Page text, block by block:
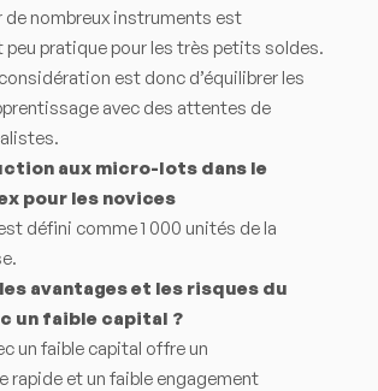
de nombreux instruments est
peu pratique pour les très petits soldes.
est donc d’équilibrer les
avec des attentes de
aux micro-lots dans le
pour les novices
défini comme 1 000 unités de la
avantages et les risques du
un faible capital ?
un faible capital offre un
rapide et un faible engagement